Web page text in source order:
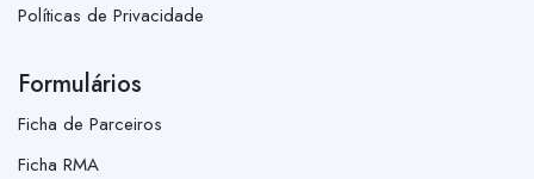
Políticas de Privacidade
Formulários
Ficha de Parceiros
Ficha RMA